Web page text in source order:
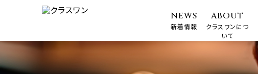
NEWS
新着情報
ABOUT
クラスワンにつ
いて